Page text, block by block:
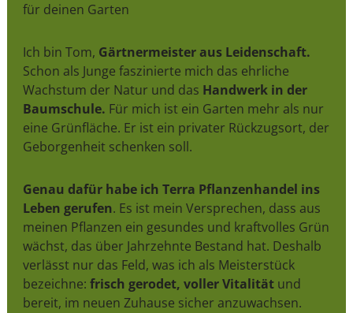
für deinen Garten
Ich bin Tom, Gärtnermeister aus Leidenschaft.
Schon als Junge faszinierte mich das ehrliche
Wachstum der Natur und das Handwerk in der
Baumschule. Für mich ist ein Garten mehr als nur
eine Grünfläche. Er ist ein privater Rückzugsort, der
Geborgenheit schenken soll.
Genau dafür habe ich Terra Pflanzenhandel ins
Leben gerufen. Es ist mein Versprechen, dass aus
meinen Pflanzen ein gesundes und kraftvolles Grün
wächst, das über Jahrzehnte Bestand hat. Deshalb
verlässt nur das Feld, was ich als Meisterstück
bezeichne: frisch gerodet, voller Vitalitätund
bereit, im neuen Zuhause sicher anzuwachsen.